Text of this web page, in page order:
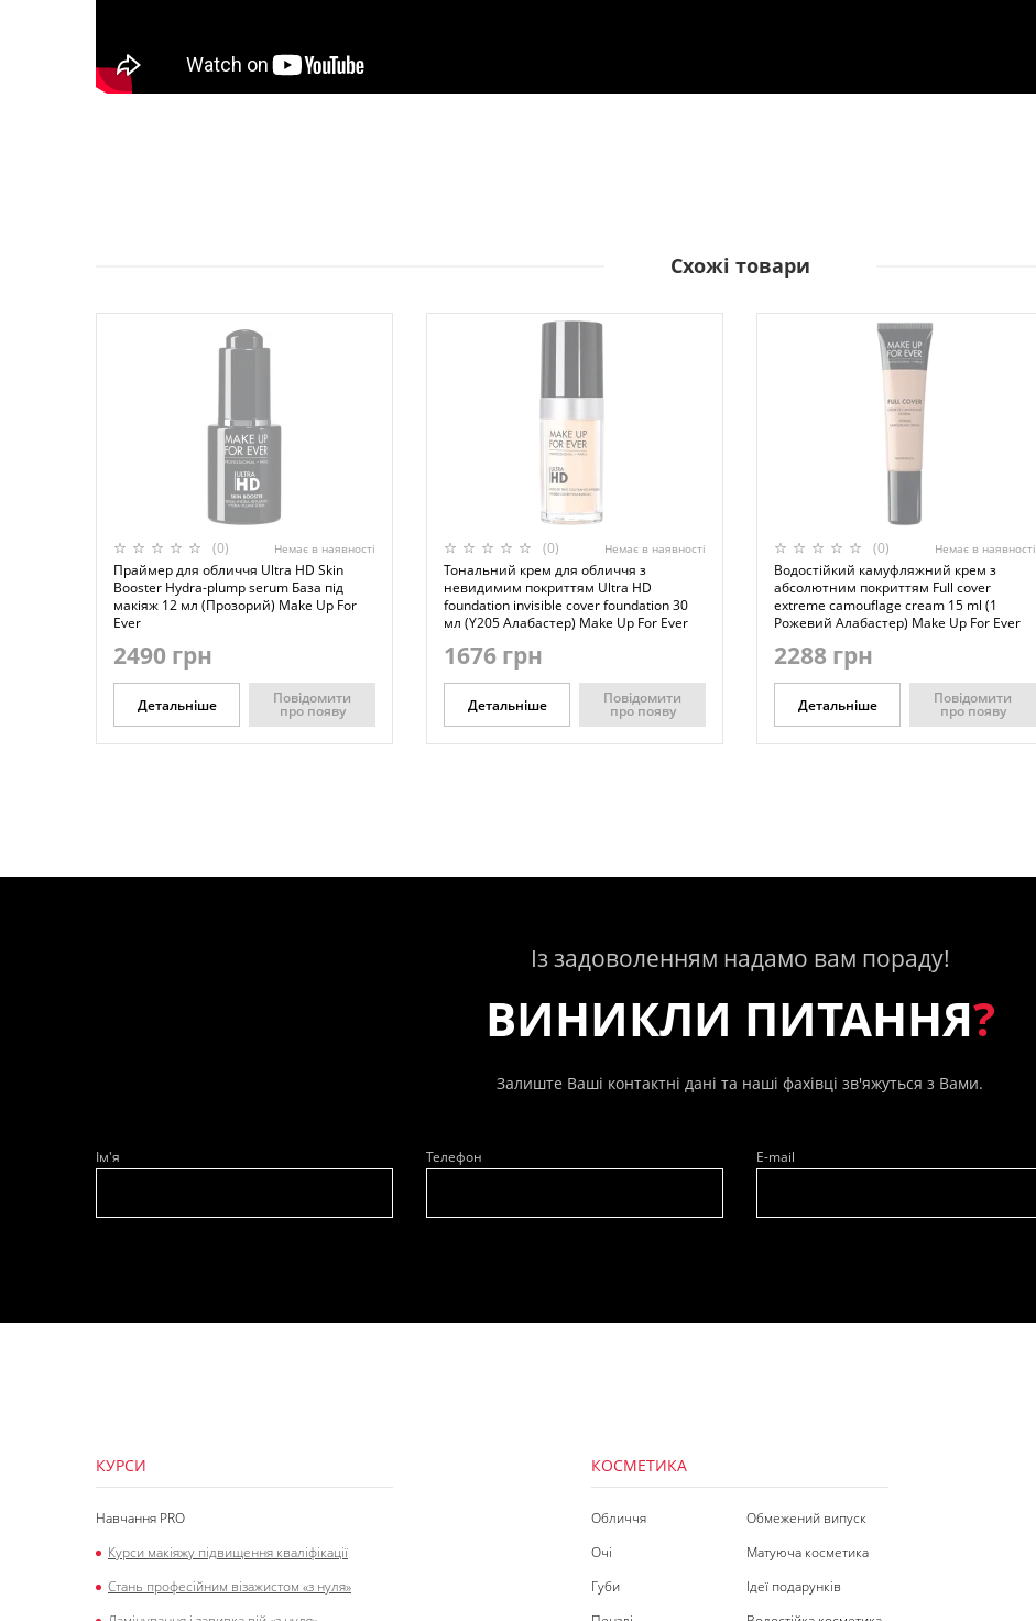
Схожі товари
(0) Немає в наявності
Праймер для обличчя Ultra HD Skin
Booster Hydra-plump serum База під
макіяж 12 мл (Прозорий) Make Up For
Ever
2490 грн
Детальніше Повідомити
про появу
(0) Немає в наявності
Тональний крем для обличчя з
невидимим покриттям Ultra HD
foundation invisible cover foundation 30
мл (Y205 Алабастер) Make Up For Ever
1676 грн
Детальніше Повідомити
про появу
(0) Немає в наявності
Водостійкий камуфляжний крем з
абсолютним покриттям Full cover
extreme camouflage cream 15 ml (1
Рожевий Алабастер) Make Up For Ever
2288 грн
Детальніше Повідомити
про появу
Із задоволенням надамо вам пораду!
ВИНИКЛИ ПИТАННЯ?
Залиште Ваші контактні дані та наші фахівці зв'яжуться з Вами.
Ім'я Телефон
E-mail
КУРСИ
Навчання PRO
Курси макіяжу підвищення кваліфікації
Стань професійним візажистом «з нуля»
КОСМЕТИКА
Обличчя
Очі
Губи
Обмежений випуск
Матуюча косметика
Ідеї подарунків